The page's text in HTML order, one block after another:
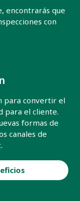
encontrarás que
con
para convertir el
para el cliente.
formas de
canales de